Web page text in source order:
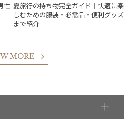
性 夏旅行の持ち物完全ガイド｜快適に楽
しむための服装・必需品・便利グッズ
まで紹介
MORE